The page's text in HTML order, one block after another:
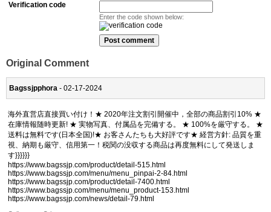
Verification code
Enter the code shown below:
Original Comment
Bagssjpphora - 02-17-2024
海外直営店直接買い付け！★ 2020年注文割引開催中，全部の商品割引10% ★
在庫情報随時更新! ★ 実物写真、付属品を完備する。 ★ 100%を厳守する。 ★
送料は無料です(日本全国)!★ お客さんたちも大好評です★ 経営方針: 品質を重
視、納期も厳守、信用第一！税関の没収する商品は再度無料にして発送しま
す}}}}}}
https://www.bagssjp.com/product/detail-515.html
https://www.bagssjp.com/menu/menu_pinpai-2-84.html
https://www.bagssjp.com/product/detail-7400.html
https://www.bagssjp.com/menu/menu_product-153.html
https://www.bagssjp.com/news/detail-79.html